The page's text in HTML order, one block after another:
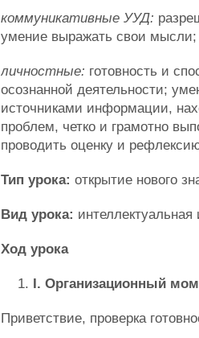
коммуникативные УУД:
умение выражать свои мысли;
личностные: готовность и
осознанной деятельности;
источниками информации,
проблем, четко и грамотно
проводить оценку и
Тип урока: открытие нового
Вид урока: интеллектуальная
Ход урока
I. Организационный
Приветствие, проверка